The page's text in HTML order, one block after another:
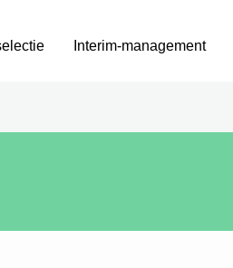
Interim-management